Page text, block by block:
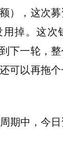
），这次
掉。这次
下一轮，
可以再拖
期中，今